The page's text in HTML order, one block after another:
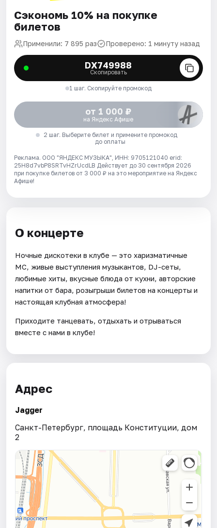
Сэкономь 10% на покупке
билетов
Применили: 7 895 раз Проверено: 1 минуту назад
DX749988
Скопировать
1 шаг. Скопируйте промокод
от 1 000 ₽
на Яндекс Афише
2 шаг. Выберите билет и примените промокод
до оплаты
Реклама. ООО "ЯНДЕКС МУЗЫКА", ИНН: 9705121040 erid:
25H8d7vbP8SRTvHZrUcdLB Действует до 30 сентября 2026
при покупке билетов от 3 000 ₽ на это мероприятие на Яндекс
Афише!
О концерте
Ночные дискотеки в клубе — это харизматичные
MC, живые выступления музыкантов, DJ-сеты,
любимые хиты, вкусные блюда от кухни, авторские
напитки от бара, розыгрыши билетов на концерты и
настоящая клубная атмосфера!
Приходите танцевать, отдыхать и отрываться
вместе с нами в клубе!
Адрес
Jagger
Санкт-Петербург, площадь Конституции, дом
2